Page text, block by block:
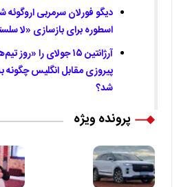
دیگو فورلان سرمربی اروگوئه
اسطوره برای بازسازی «لا
آرژانتین ۱۵ جولای را
پیروزی مقابل انگلیس چگونه
شد؟
پرونده ویژه